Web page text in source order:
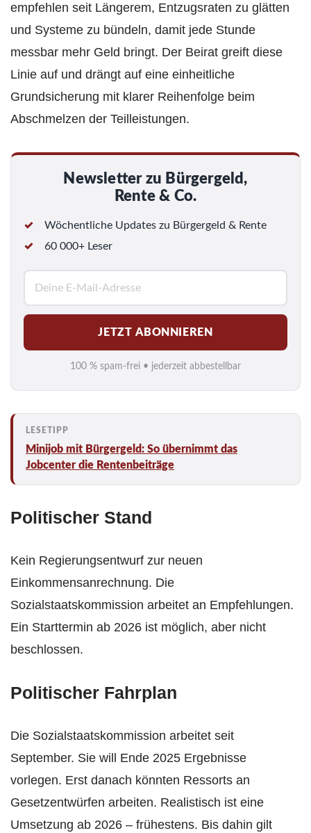
empfehlen seit Längerem, Entzugsraten zu glätten
und Systeme zu bündeln, damit jede Stunde
messbar mehr Geld bringt. Der Beirat greift diese
Linie auf und drängt auf eine einheitliche
Grundsicherung mit klarer Reihenfolge beim
Abschmelzen der Teilleistungen.
Newsletter zu Bürgergeld,
Rente & Co.
Wöchentliche Updates zu Bürgergeld & Rente
60 000+ Leser
M
a
i
l
*
JETZT ABONNIEREN
100 % spam-frei • jederzeit abbestellbar
Minijob mit Bürgergeld: So übernimmt das
Jobcenter die Rentenbeiträge
Politischer Stand
Kein Regierungsentwurf zur neuen
Einkommensanrechnung. Die
Sozialstaatskommission arbeitet an Empfehlungen.
Ein Starttermin ab 2026 ist möglich, aber nicht
beschlossen.
Politischer Fahrplan
Die Sozialstaatskommission arbeitet seit
September. Sie will Ende 2025 Ergebnisse
vorlegen. Erst danach könnten Ressorts an
Gesetzentwürfen arbeiten. Realistisch ist eine
Umsetzung ab 2026 – frühestens. Bis dahin gilt